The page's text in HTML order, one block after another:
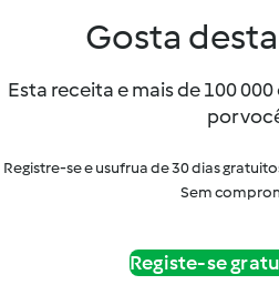
Gosta
Esta receita e mais de 100
por
Registre-se e usufrua de 30 dias
Sem
Registe-se